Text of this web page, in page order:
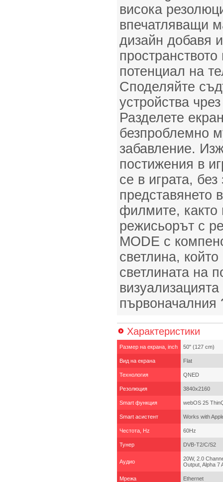
висока
впечатляващи
дизайн добавя
потенциал на
Споделяйте
устройства
Разделете
безпроблемно
забавление.
постижения в
се в играта,
представянето
филмите, както
режисьорът с
MODE с
светлина,
светлината на
първоначалния
Характеристики
Размер на екрана, inch 50" (127 cm)
Вид на екрана Flat
Технология QNED
Резолюция 3840x2160
Smart функция webOS 25
Smart асистент Works with
Честота, Hz 60Hz
Тунер DVB-T2/C/S2
Аудио
20W, 2.0
Output, Alpha 7
Мрежа Ethernet